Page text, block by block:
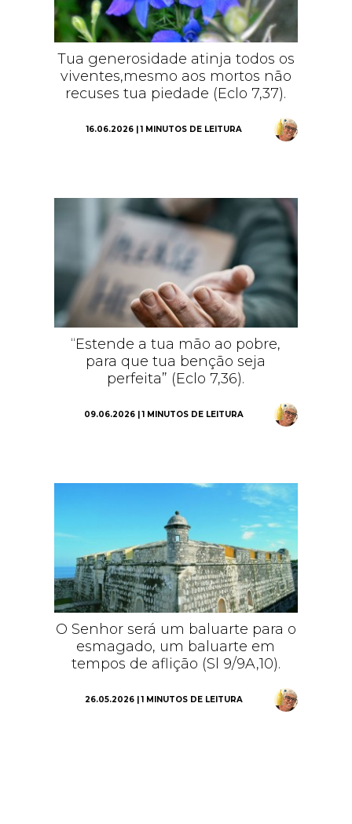
Tua generosidade atinja todos os
viventes,mesmo aos mortos não
recuses tua piedade (Eclo 7,37).
16.06.2026 | 1 MINUTOS DE LEITURA
“Estende a tua mão ao pobre,
para que tua benção seja
perfeita” (Eclo 7,36).
09.06.2026 | 1 MINUTOS DE LEITURA
O Senhor será um baluarte para o
esmagado, um baluarte em
tempos de aflição (Sl 9/9A,10).
26.05.2026 | 1 MINUTOS DE LEITURA